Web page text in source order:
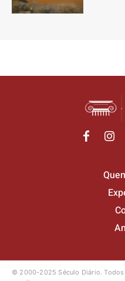
© 2000-2025 Século Diário.